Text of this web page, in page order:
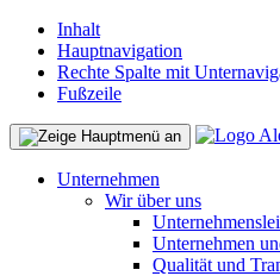
Inhalt
Hauptnavigation
Rechte Spalte mit
Fußzeile
Unternehmen
Wir über uns
Unternehmen
Qualität und